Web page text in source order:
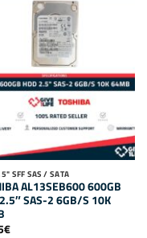
SFF SAS / SATA
AL13SEB600 600GB
SAS-2 6GB/S 10K
€